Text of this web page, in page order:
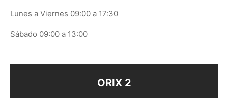
Lunes a Viernes 09:00 a 17:30
Sábado 09:00 a 13:00
ORIX 2